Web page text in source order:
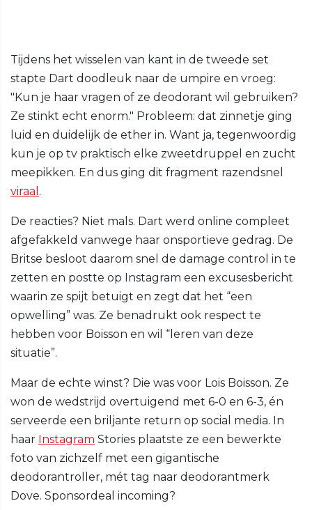
Tijdens het wisselen van kant in de tweede set
stapte Dart doodleuk naar de umpire en vroeg:
"Kun je haar vragen of ze deodorant wil gebruiken?
Ze stinkt echt enorm." Probleem: dat zinnetje ging
luid en duidelijk de ether in. Want ja, tegenwoordig
kun je op tv praktisch elke zweetdruppel en zucht
meepikken. En dus ging dit fragment razendsnel
viraal .
De reacties? Niet mals. Dart werd online compleet
afgefakkeld vanwege haar onsportieve gedrag. De
Britse besloot daarom snel de damage control in te
zetten en postte op Instagram een excusesbericht
waarin ze spijt betuigt en zegt dat het “een
opwelling” was. Ze benadrukt ook respect te
hebben voor Boisson en wil “leren van deze
situatie”.
Maar de echte winst? Die was voor Lois Boisson. Ze
won de wedstrijd overtuigend met 6-0 en 6-3, én
serveerde een briljante return op social media. In
haar Instagram Stories plaatste ze een bewerkte
foto van zichzelf met een gigantische
deodorantroller, mét tag naar deodorantmerk
Dove. Sponsordeal incoming?